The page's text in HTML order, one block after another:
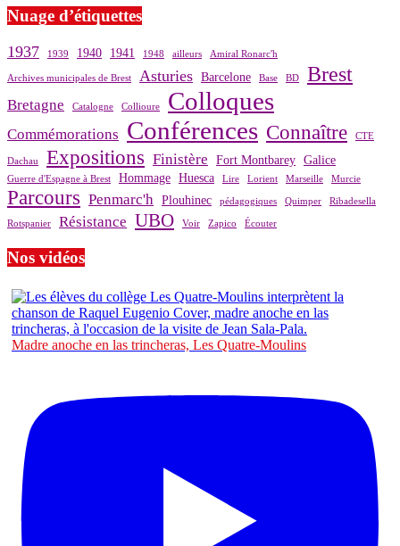
Nuage d’étiquettes
1937 1939 1940 1941 1948 ailleurs Amiral Ronarc'h
Archives municipales de Brest Asturies Barcelone Base BD Brest
Bretagne Catalogne Collioure Colloques
Commémorations Conférences Connaître CTE
Dachau Expositions Finistère Fort Montbarey Galice
Guerre d'Espagne à Brest Hommage Huesca Lire Lorient Marseille Murcie
Parcours Penmarc'h Plouhinec pédagogiques Quimper Ribadesella
Rotspanier Résistance UBO Voir Zapico Écouter
Nos vidéos
Madre anoche en las trincheras, Les Quatre-Moulins